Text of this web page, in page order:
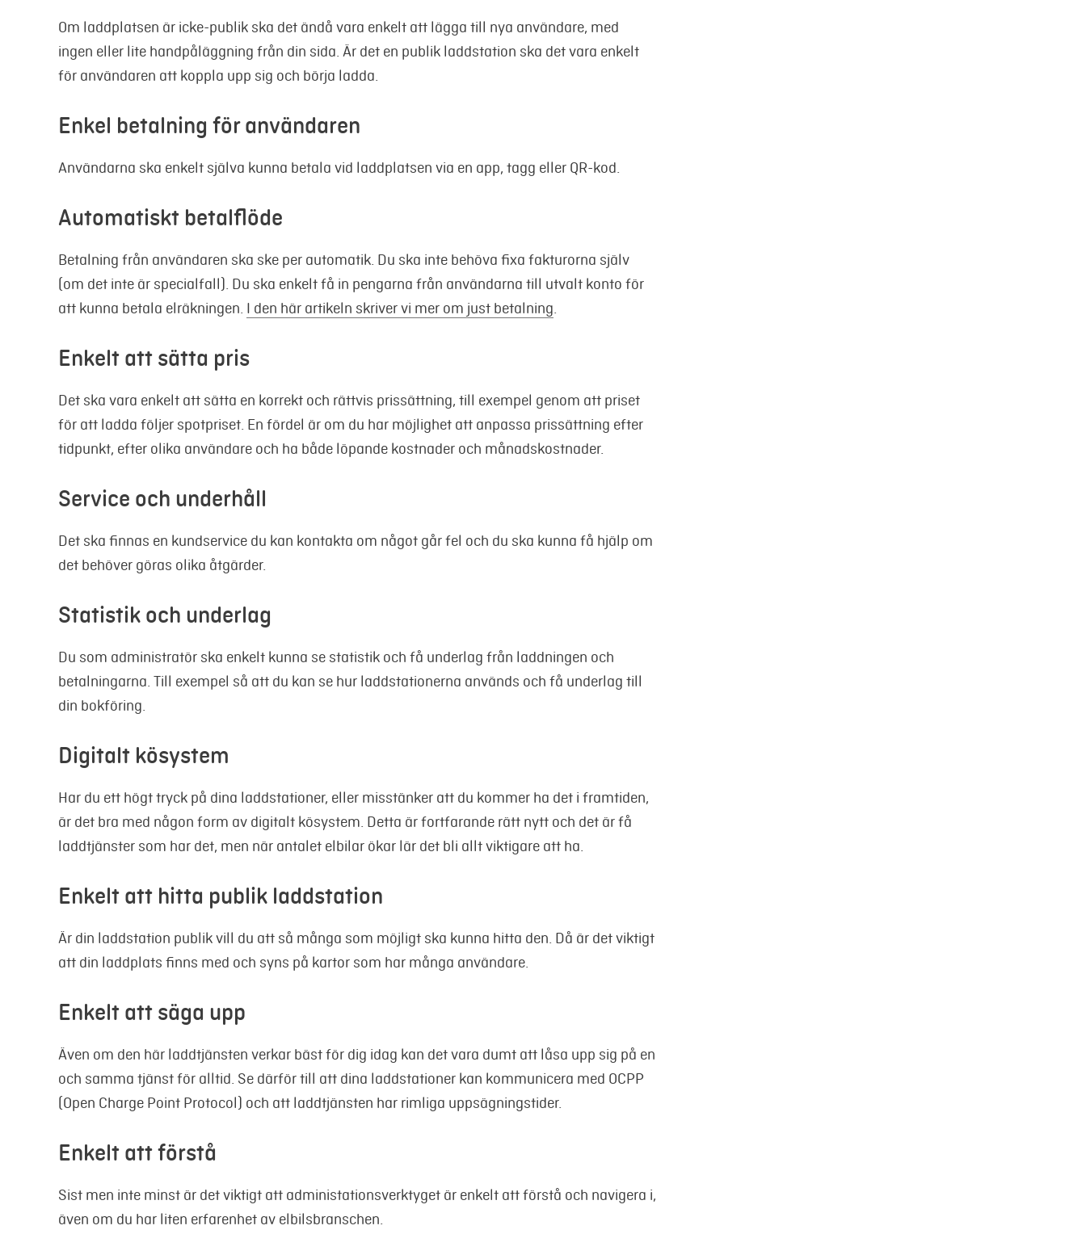
Om laddplatsen är icke-publik ska det ändå vara enkelt att lägga till nya användare, med
ingen eller lite handpåläggning från din sida. Är det en publik laddstation ska det vara enkelt
för användaren att koppla upp sig och börja ladda.
Enkel betalning för användaren
Användarna ska enkelt själva kunna betala vid laddplatsen via en app, tagg eller QR-kod.
Automatiskt betalflöde
Betalning från användaren ska ske per automatik. Du ska inte behöva fixa fakturorna själv
(om det inte är specialfall). Du ska enkelt få in pengarna från användarna till utvalt konto för
att kunna betala elräkningen. I den här artikeln skriver vi mer om just betalning.
Enkelt att sätta pris
Det ska vara enkelt att sätta en korrekt och rättvis prissättning, till exempel genom att priset
för att ladda följer spotpriset. En fördel är om du har möjlighet att anpassa prissättning efter
tidpunkt, efter olika användare och ha både löpande kostnader och månadskostnader.
Service och underhåll
Det ska finnas en kundservice du kan kontakta om något går fel och du ska kunna få hjälp om
det behöver göras olika åtgärder.
Statistik och underlag
Du som administratör ska enkelt kunna se statistik och få underlag från laddningen och
betalningarna. Till exempel så att du kan se hur laddstationerna används och få underlag till
din bokföring.
Digitalt kösystem
Har du ett högt tryck på dina laddstationer, eller misstänker att du kommer ha det i framtiden,
är det bra med någon form av digitalt kösystem. Detta är fortfarande rätt nytt och det är få
laddtjänster som har det, men när antalet elbilar ökar lär det bli allt viktigare att ha.
Enkelt att hitta publik laddstation
Är din laddstation publik vill du att så många som möjligt ska kunna hitta den. Då är det viktigt
att din laddplats finns med och syns på kartor som har många användare.
Enkelt att säga upp
Även om den här laddtjänsten verkar bäst för dig idag kan det vara dumt att låsa upp sig på en
och samma tjänst för alltid. Se därför till att dina laddstationer kan kommunicera med OCPP
(Open Charge Point Protocol) och att laddtjänsten har rimliga uppsägningstider.
Enkelt att förstå
Sist men inte minst är det viktigt att administationsverktyget är enkelt att förstå och navigera i,
även om du har liten erfarenhet av elbilsbranschen.